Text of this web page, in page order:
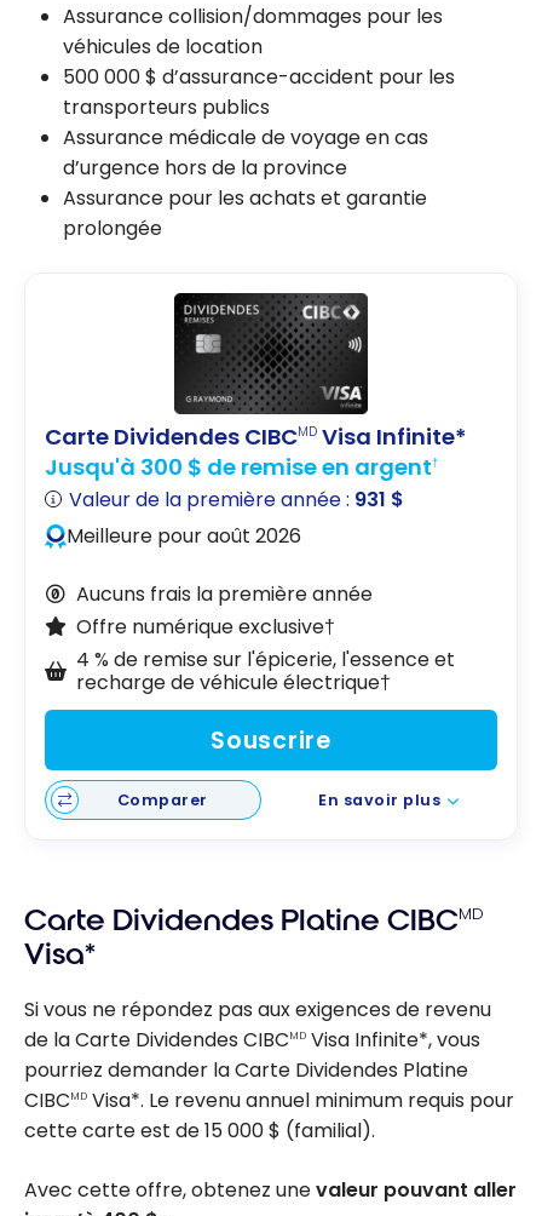
Assurance collision/dommages pour les
véhicules de location
500 000 $ d’assurance-accident pour les
transporteurs publics
Assurance médicale de voyage en cas
d’urgence hors de la province
Assurance pour les achats et garantie
prolongée
Carte Dividendes CIBCMD Visa Infinite*
Jusqu'à 300 $ de remise en argent†
Valeur de la première année : 931 $
Meilleure pour août 2026
Aucuns frais la première année
Offre numérique exclusive†
4 % de remise sur l'épicerie, l'essence et
recharge de véhicule électrique†
Souscrire
Comparer En savoir plus
Carte Dividendes Platine CIBCMD
Visa*
Si vous ne répondez pas aux exigences de revenu
de la Carte Dividendes CIBCMD Visa Infinite*, vous
pourriez demander la Carte Dividendes Platine
CIBCMD Visa*. Le revenu annuel minimum requis pour
cette carte est de15 000 $ (familial).
Avec cette offre, obtenez unevaleur pouvant aller